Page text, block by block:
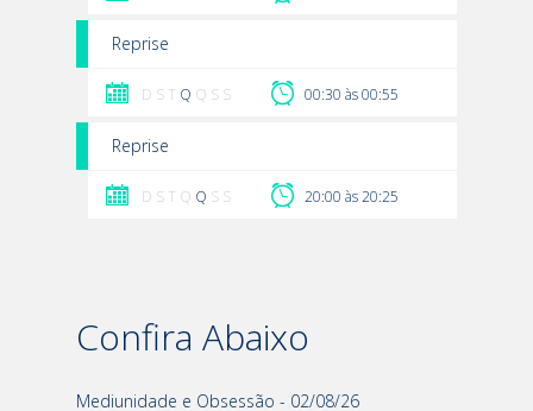
Reprise
D S T Q Q S S 00:30 às 00:55
Reprise
D S T Q Q S S 20:00 às 20:25
Confira Abaixo
Mediunidade e Obsessão - 02/08/26